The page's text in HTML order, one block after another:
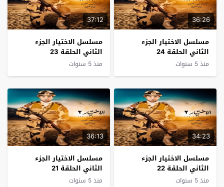
36:26
مسلسل الاختيار الجزء
الثاني الحلقة 24
منذ 5 سنوات
37:12
مسلسل الاختيار الجزء
الثاني الحلقة 23
منذ 5 سنوات
34:23
مسلسل الاختيار الجزء
الثاني الحلقة 22
منذ 5 سنوات
36:13
مسلسل الاختيار الجزء
الثاني الحلقة 21
منذ 5 سنوات